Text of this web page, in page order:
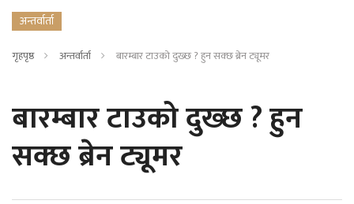
अन्तर्वार्ता
गृहपृष्ठ अन्तर्वार्ता बारम्बार टाउको दुख्छ ? हुन सक्छ ब्रेन ट्यूमर
बारम्बार टाउको दुख्छ ? हुन
सक्छ ब्रेन ट्यूमर